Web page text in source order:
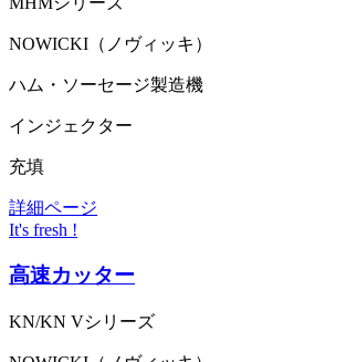
NOWICKI（ノヴィッキ）
ハム・ソーセージ製造機
インジェクター
充填
詳細ページ
It's fresh !
高速カッター
KN/KN Vシリーズ